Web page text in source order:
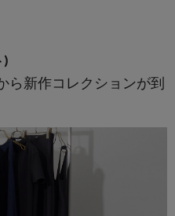
)
ら新作コレクションが到